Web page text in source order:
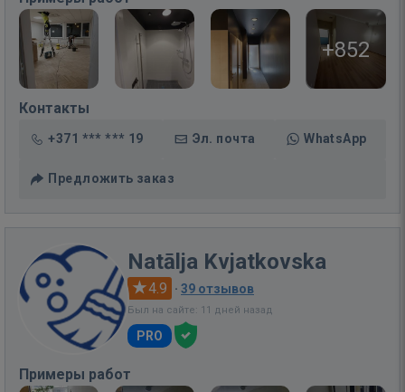
+852
Контакты
+371 *** *** 19 Эл. почта WhatsApp
Предложить заказ
Natālja Kvjatkovska
4.9 · 39 отзывов
Был на сайте: 11 дней назад
PRO
Примеры работ